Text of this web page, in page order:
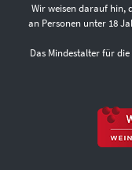
Wir weisen darauf hin,
an Personen unter 18
Das Mindestalter für